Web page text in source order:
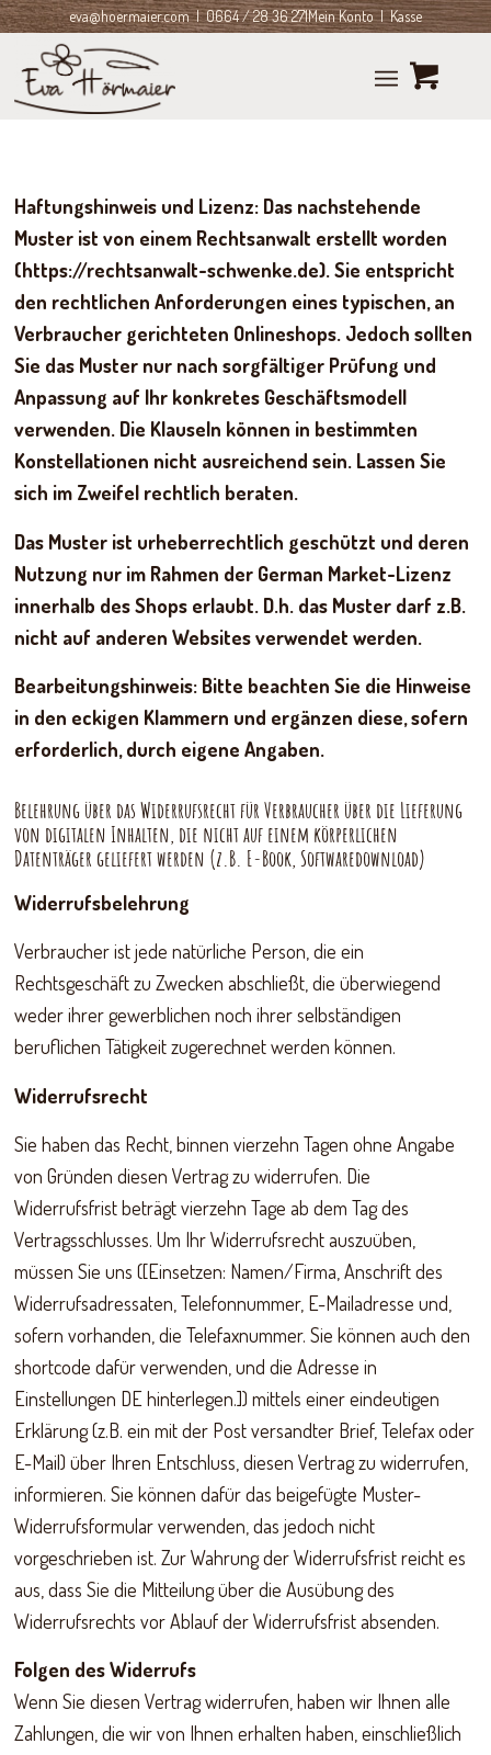
eva@hoermaier.com| 0664 / 28 36 271Mein Konto|Kasse
Haftungshinweis und Lizenz: Das nachstehende
Muster ist von einem Rechtsanwalt erstellt worden
(https://rechtsanwalt-schwenke.de). Sie entspricht
den rechtlichen Anforderungen eines typischen, an
Verbraucher gerichteten Onlineshops. Jedoch sollten
Sie das Muster nur nach sorgfältiger Prüfung und
Anpassung auf Ihr konkretes Geschäftsmodell
verwenden. Die Klauseln können in bestimmten
Konstellationen nicht ausreichend sein. Lassen Sie
sich im Zweifel rechtlich beraten.
Das Muster ist urheberrechtlich geschützt und deren
Nutzung nur im Rahmen der German Market-Lizenz
innerhalb des Shops erlaubt. D.h. das Muster darf z.B.
nicht auf anderen Websites verwendet werden.
Bearbeitungshinweis: Bitte beachten Sie die Hinweise
in den eckigen Klammern und ergänzen diese, sofern
erforderlich, durch eigene Angaben.
Belehrung über das Widerrufsrecht für Verbraucher über die Lieferung
von digitalen Inhalten, die nicht auf einem körperlichen
Datenträger geliefert werden (z.B. E-Book, Softwaredownload)
Widerrufsbelehrung
Verbraucher ist jede natürliche Person, die ein
Rechtsgeschäft zu Zwecken abschließt, die überwiegend
weder ihrer gewerblichen noch ihrer selbständigen
beruflichen Tätigkeit zugerechnet werden können.
Widerrufsrecht
Sie haben das Recht, binnen vierzehn Tagen ohne Angabe
von Gründen diesen Vertrag zu widerrufen. Die
Widerrufsfrist beträgt vierzehn Tage ab dem Tag des
Vertragsschlusses. Um Ihr Widerrufsrecht auszuüben,
müssen Sie uns ([Einsetzen: Namen/Firma, Anschrift des
Widerrufsadressaten, Telefonnummer, E-Mailadresse und,
sofern vorhanden, die Telefaxnummer. Sie können auch den
shortcode dafür verwenden, und die Adresse in
Einstellungen DE hinterlegen.]) mittels einer eindeutigen
Erklärung (z.B. ein mit der Post versandter Brief, Telefax oder
E-Mail) über Ihren Entschluss, diesen Vertrag zu widerrufen,
informieren. Sie können dafür das beigefügte Muster-
Widerrufsformular verwenden, das jedoch nicht
vorgeschrieben ist. Zur Wahrung der Widerrufsfrist reicht es
aus, dass Sie die Mitteilung über die Ausübung des
Widerrufsrechts vor Ablauf der Widerrufsfrist absenden.
Folgen des Widerrufs
Wenn Sie diesen Vertrag widerrufen, haben wir Ihnen alle
Zahlungen, die wir von Ihnen erhalten haben, einschließlich